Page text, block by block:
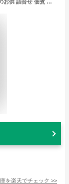
佃煮 つめあわせ 佃煮 ミニ瓶 8種 のし対応 ご飯のお供 詰合せ 佃煮 瓶 佃煮 ギフト つめあわせ 瓶詰 人気 酒のつまみ 酒の肴 佃煮セット 佃煮 父の日 2021 お中元 ギフト 老舗 お取り寄せグルメ 東京 江戸前 遠忠食品
を楽天でチェック >>